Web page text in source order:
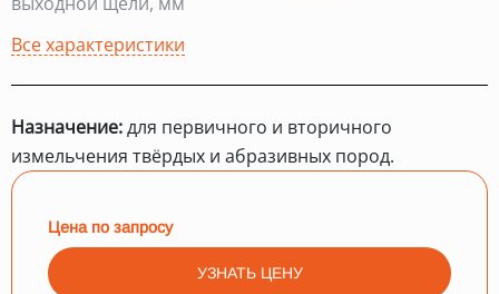
Все характеристики
Назначение:для первичного и вторичного
измельчения твёрдых и абразивных пород.
Цена по запросу
УЗНАТЬ ЦЕНУ